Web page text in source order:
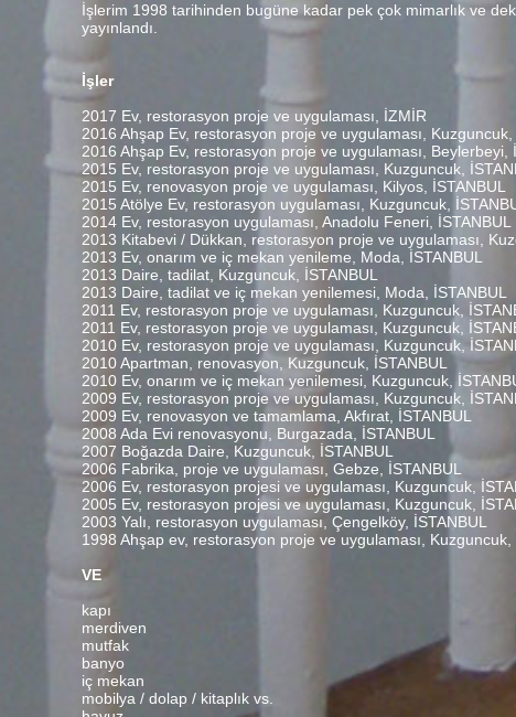
İşlerim 1998 tarihinden bugüne kadar pek çok mimarlık ve
yayınlandı.
İşler
2017 Ev, restorasyon proje ve uygulaması, İZMİR
2016 Ahşap Ev, restorasyon proje ve uygulaması, Kuzguncuk,
2016 Ahşap Ev, restorasyon proje ve uygulaması, Beylerbeyi,
2015 Ev, restorasyon proje ve uygulaması, Kuzguncuk,
2015 Ev, renovasyon proje ve uygulaması, Kilyos, İSTANBUL
2015 Atölye Ev, restorasyon uygulaması, Kuzguncuk,
2014 Ev, restorasyon uygulaması, Anadolu Feneri, İSTANBUL
2013 Kitabevi / Dükkan, restorasyon proje ve uygulaması,
2013 Ev, onarım ve iç mekan yenileme, Moda, İSTANBUL
2013 Daire, tadilat, Kuzguncuk, İSTANBUL
2013 Daire, tadilat ve iç mekan yenilemesi, Moda, İSTANBUL
2011 Ev, restorasyon proje ve uygulaması, Kuzguncuk,
2011 Ev, restorasyon proje ve uygulaması, Kuzguncuk,
2010 Ev, restorasyon proje ve uygulaması, Kuzguncuk,
2010 Apartman, renovasyon, Kuzguncuk, İSTANBUL
2010 Ev, onarım ve iç mekan yenilemesi, Kuzguncuk,
2009 Ev, restorasyon proje ve uygulaması, Kuzguncuk,
2009 Ev, renovasyon ve tamamlama, Akfırat, İSTANBUL
2008 Ada Evi renovasyonu, Burgazada, İSTANBUL
2007 Boğazda Daire, Kuzguncuk, İSTANBUL
2006 Fabrika, proje ve uygulaması, Gebze, İSTANBUL
2006 Ev, restorasyon projesi ve uygulaması, Kuzguncuk,
2005 Ev, restorasyon projesi ve uygulaması, Kuzguncuk,
2003 Yalı, restorasyon uygulaması, Çengelköy, İSTANBUL
1998 Ahşap ev, restorasyon proje ve uygulaması, Kuzguncuk,
VE
kapı
merdiven
mutfak
banyo
iç mekan
mobilya / dolap / kitaplık vs.